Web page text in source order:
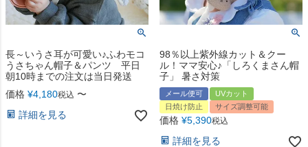
長～いうさ耳が可愛い♪ふわモコ
うさちゃん帽子＆パンツ 平日
朝10時までの注文は当日発送
価格 ¥4,180税込 〜
詳細を見る
98％以上紫外線カット＆クー
ル！ママ安心♪「しろくまさん帽
子」 暑さ対策
メール便可
UVカット
日焼け防止
サイズ調整可能
価格 ¥5,390税込
詳細を見る